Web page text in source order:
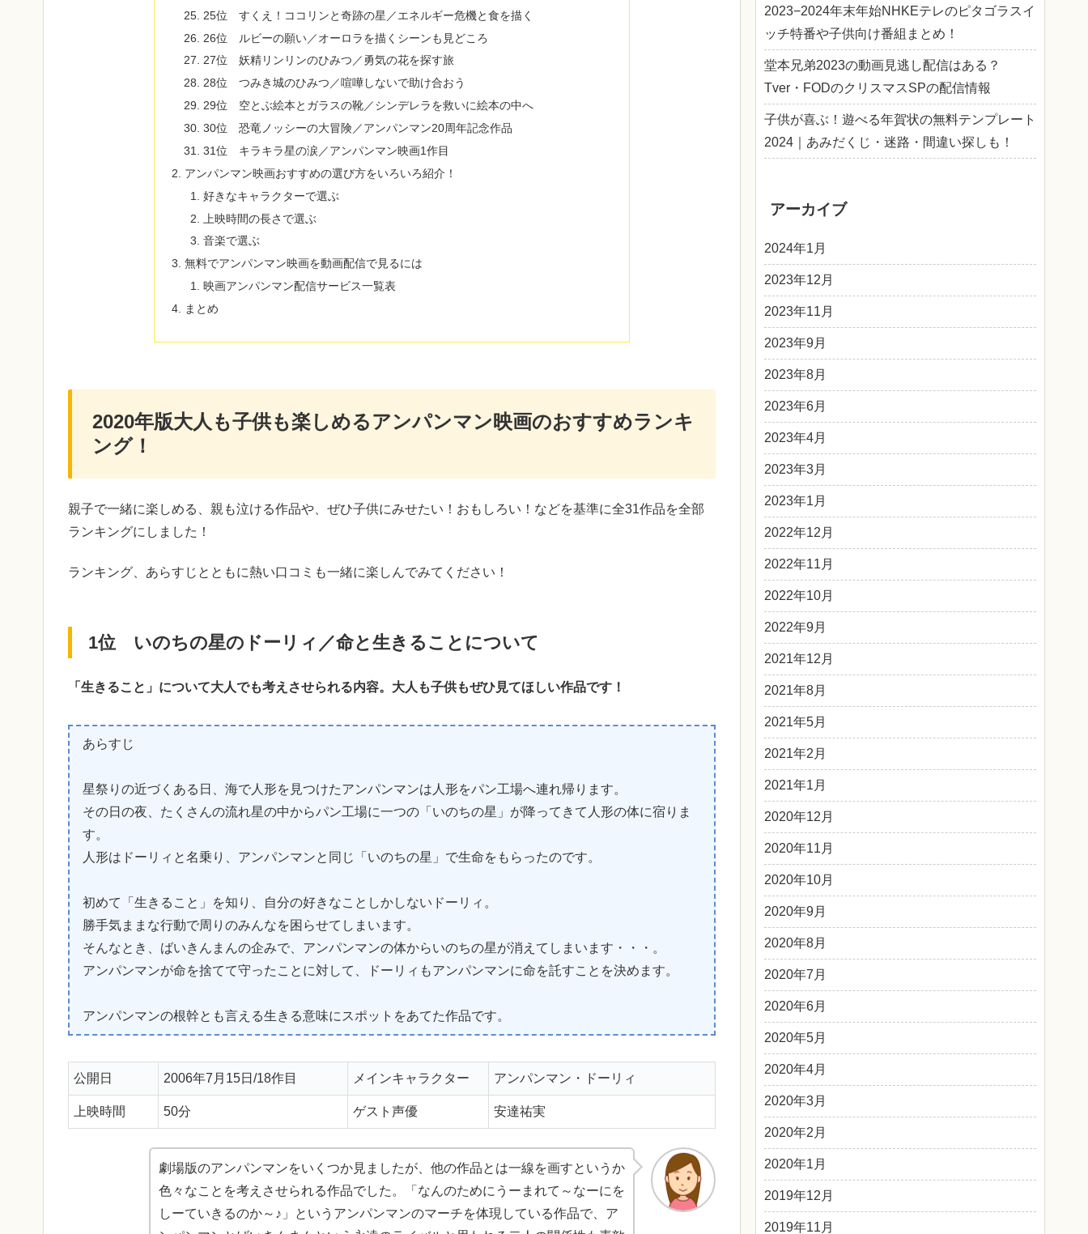
25位 すくえ！ココリンと奇跡の星／エネルギー危機と食を描く
26位 ルビーの願い／オーロラを描くシーンも見どころ
27位 妖精リンリンのひみつ／勇気の花を探す旅
28位 つみき城のひみつ／喧嘩しないで助け合おう
29位 空とぶ絵本とガラスの靴／シンデレラを救いに絵本の中へ
30位 恐竜ノッシーの大冒険／アンパンマン20周年記念作品
31位 キラキラ星の涙／アンパンマン映画1作目
アンパンマン映画おすすめの選び方をいろいろ紹介！
好きなキャラクターで選ぶ
上映時間の長さで選ぶ
音楽で選ぶ
無料でアンパンマン映画を動画配信で見るには
映画アンパンマン配信サービス一覧表
まとめ
2020年版大人も子供も楽しめるアンパンマン映画のおすすめランキ
ング！
親子で一緒に楽しめる、親も泣ける作品や、ぜひ子供にみせたい！おもしろい！などを基準に全31作品を全部
ランキングにしました！
ランキング、あらすじとともに熱い口コミも一緒に楽しんでみてください！
1位 いのちの星のドーリィ／命と生きることについて
「生きること」について大人でも考えさせられる内容。大人も子供もぜひ見てほしい作品です！
あらすじ
星祭りの近づくある日、海で人形を見つけたアンパンマンは人形をパン工場へ連れ帰ります。
その日の夜、たくさんの流れ星の中からパン工場に一つの「いのちの星」が降ってきて人形の体に宿りま
す。
人形はドーリィと名乗り、アンパンマンと同じ「いのちの星」で生命をもらったのです。
初めて「生きること」を知り、自分の好きなことしかしないドーリィ。
勝手気ままな行動で周りのみんなを困らせてしまいます。
そんなとき、ばいきんまんの企みで、アンパンマンの体からいのちの星が消えてしまいます・・・。
アンパンマンが命を捨てて守ったことに対して、ドーリィもアンパンマンに命を託すことを決めます。
アンパンマンの根幹とも言える生きる意味にスポットをあてた作品です。
公開日 2006年7月15日/18作目 メインキャラクター アンパンマン・ドーリィ
上映時間 50分 ゲスト声優 安達祐実
劇場版のアンパンマンをいくつか見ましたが、他の作品とは一線を画すというか
色々なことを考えさせられる作品でした。「なんのためにうーまれて～なーにを
しーていきるのか～♪」というアンパンマンのマーチを体現している作品で、ア
2023−2024年末年始NHKEテレのピタゴラスイ
ッチ特番や子供向け番組まとめ！
堂本兄弟2023の動画見逃し配信はある？
Tver・FODのクリスマスSPの配信情報
子供が喜ぶ！遊べる年賀状の無料テンプレート
2024｜あみだくじ・迷路・間違い探しも！
アーカイブ
2024年1月
2023年12月
2023年11月
2023年9月
2023年8月
2023年6月
2023年4月
2023年3月
2023年1月
2022年12月
2022年11月
2022年10月
2022年9月
2021年12月
2021年8月
2021年5月
2021年2月
2021年1月
2020年12月
2020年11月
2020年10月
2020年9月
2020年8月
2020年7月
2020年6月
2020年5月
2020年4月
2020年3月
2020年2月
2020年1月
2019年12月
2019年11月